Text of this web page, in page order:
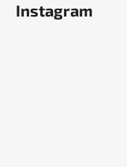
Instagram